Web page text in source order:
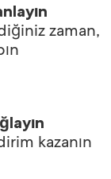
zaman,
kazanın